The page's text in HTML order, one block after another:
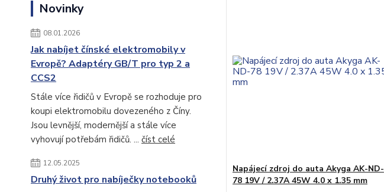
Novinky
08.01.2026
Jak nabíjet čínské elektromobily v
Evropě? Adaptéry GB/T pro typ 2 a
CCS2
Stále více řidičů v Evropě se rozhoduje pro
koupi elektromobilu dovezeného z Číny.
Jsou levnější, modernější a stále více
vyhovují potřebám řidičů. ... číst celé
12.05.2025
Druhý život pro nabíječky notebooků
Napájecí zdroj do auta Akyga AK-ND-
78 19V / 2.37A 45W 4.0 x 1.35 mm